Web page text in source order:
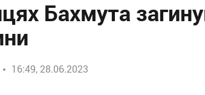
Бахмута
16:49, 28.06.2023